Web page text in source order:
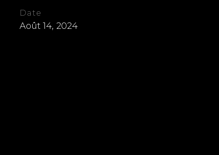
Date
Août 14, 2024